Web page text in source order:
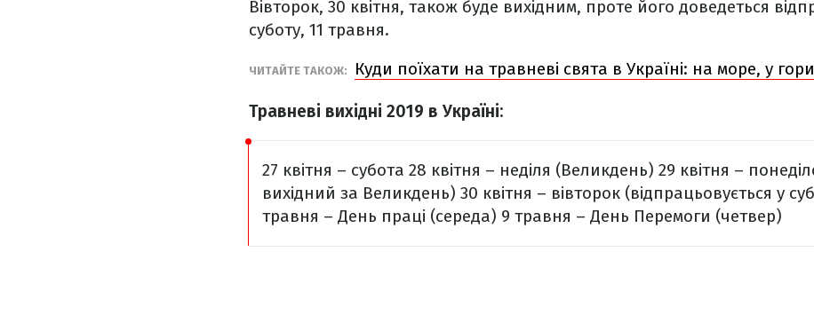
Вівторок, 30 квітня, також буде вихідним, проте його доведеться
суботу, 11 травня.
ЧИТАЙТЕ ТАКОЖ: Куди поїхати на травневі свята в Україні: на море, у
Травневі вихідні 2019 в Україні:
27 квітня – субота 28 квітня – неділя (Великдень) 29 квітня –
вихідний за Великдень) 30 квітня – вівторок (відпрацьовується у
травня – День праці (середа) 9 травня – День Перемоги (четвер)